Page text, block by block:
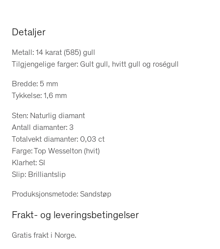
Detaljer
Metall: 14 karat (585) gull
Tilgjengelige farger: Gult gull, hvitt gull og roségull
Bredde: 5 mm
Tykkelse: 1,6 mm
Sten: Naturlig diamant
Antall diamanter: 3
Totalvekt diamanter: 0,03 ct
Farge: Top Wesselton (hvit)
Klarhet: SI
Slip: Brilliantslip
Produksjonsmetode: Sandstøp
Frakt- og leveringsbetingelser
Gratis frakt i Norge.